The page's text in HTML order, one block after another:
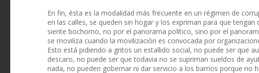
En fin, ésta es la modalidad más frecuente en un régimen de
en las calles, se queden sin hogar y los expriman para que
siente bochorno, no por el panorama político, sino por el
se moviliza cuando la movilización es convocada por
Esto está pidiendo a gritos un estallido social, no puede ser que
descaro, no puede ser que todavia no se supriman sueldos de
nada, no pueden gobernar ni dar servicio a los barrios porque no